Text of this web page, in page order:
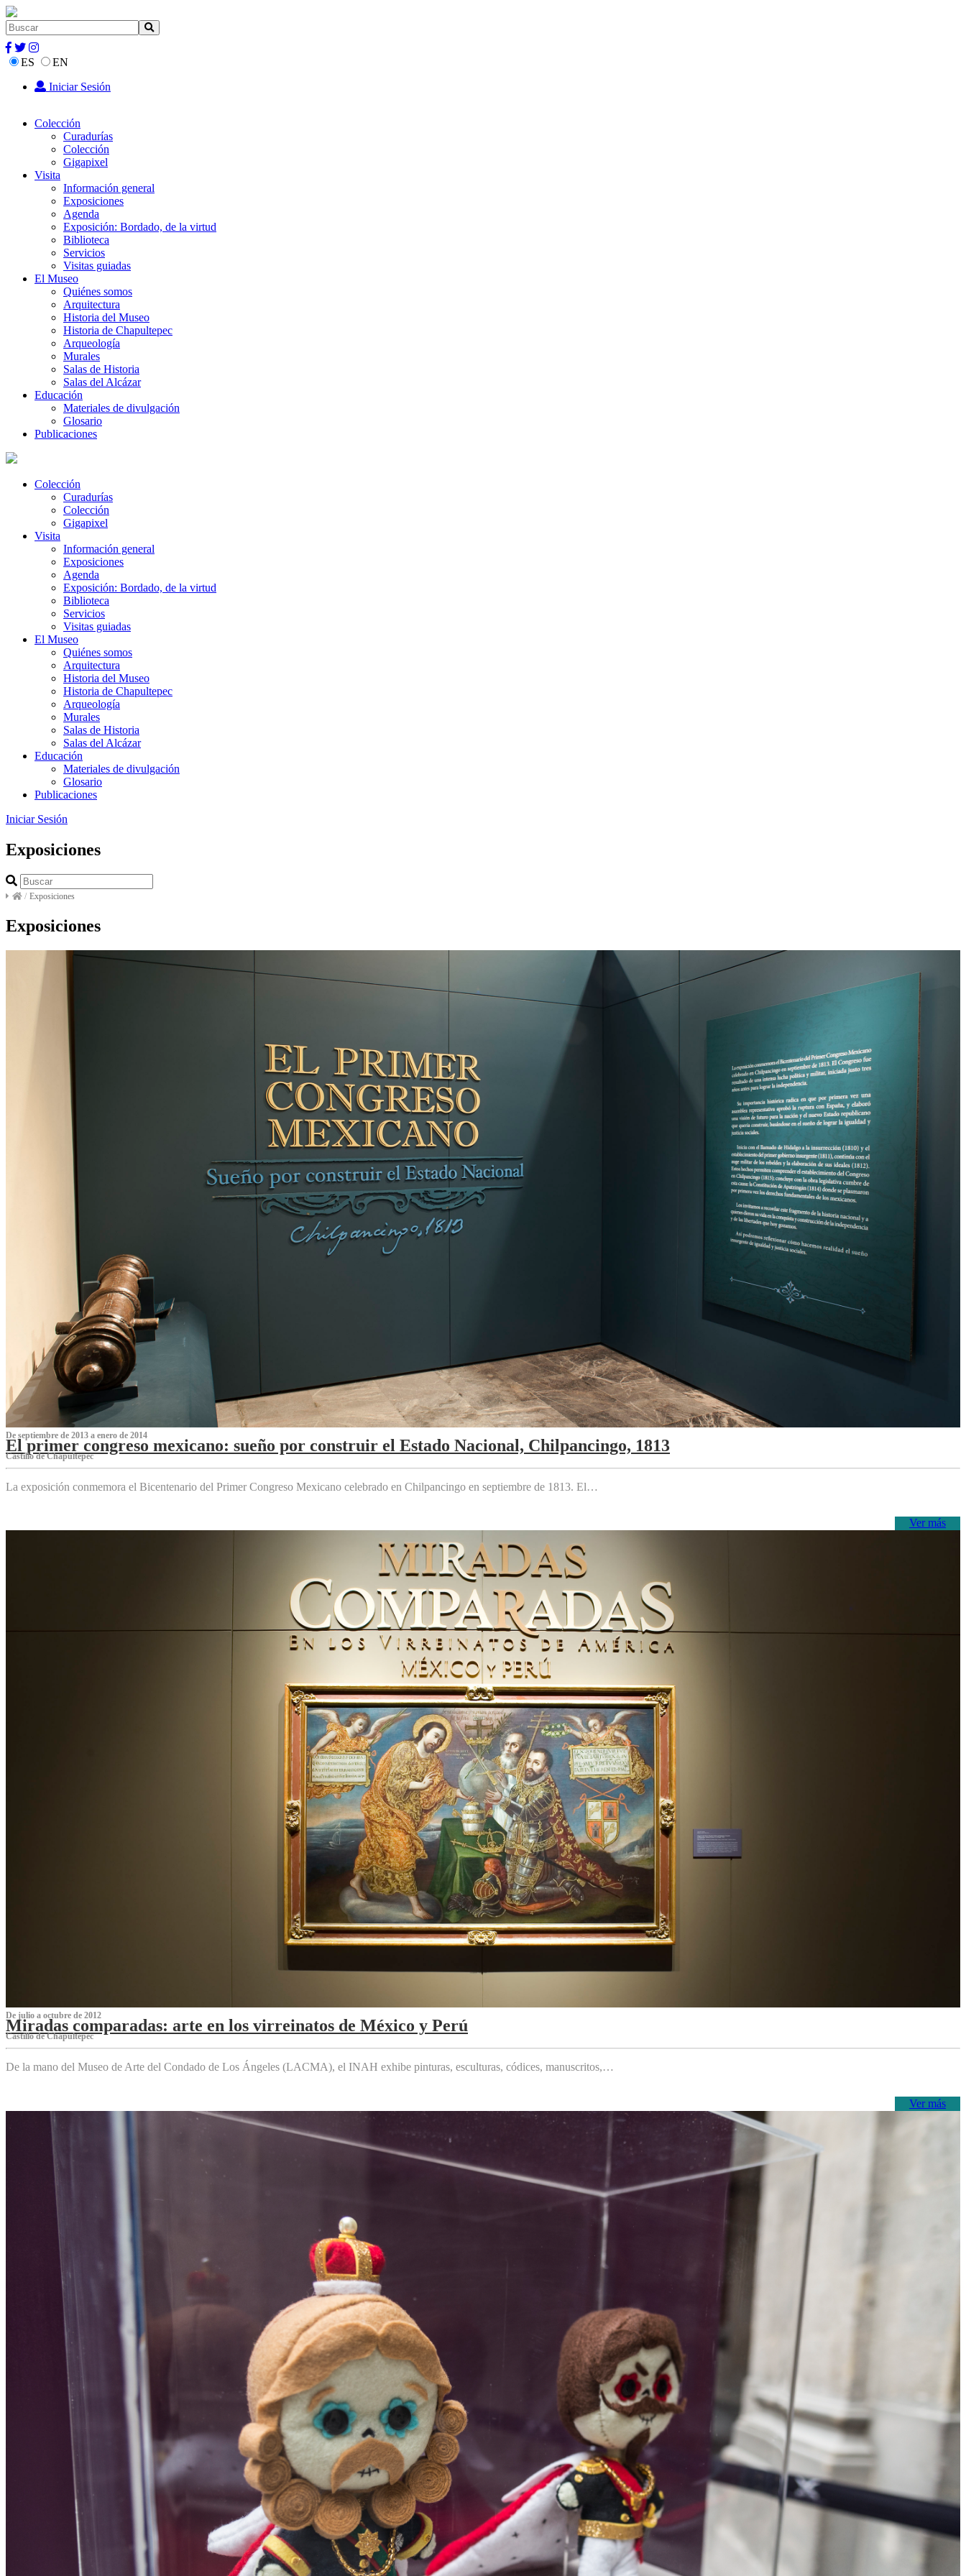
ES
EN
Iniciar Sesión
Colección
Curadurías
Colección
Gigapixel
Visita
Información general
Exposiciones
Agenda
Exposición: Bordado, de la virtud
Biblioteca
Servicios
Visitas guiadas
El Museo
Quiénes somos
Arquitectura
Historia del Museo
Historia de Chapultepec
Arqueología
Murales
Salas de Historia
Salas del Alcázar
Educación
Materiales de divulgación
Glosario
Publicaciones
Colección
Curadurías
Colección
Gigapixel
Visita
Información general
Exposiciones
Agenda
Exposición: Bordado, de la virtud
Biblioteca
Servicios
Visitas guiadas
El Museo
Quiénes somos
Arquitectura
Historia del Museo
Historia de Chapultepec
Arqueología
Murales
Salas de Historia
Salas del Alcázar
Educación
Materiales de divulgación
Glosario
Publicaciones
Iniciar Sesión
Exposiciones
/ Exposiciones
Exposiciones
De septiembre de 2013 a enero de 2014
El primer congreso mexicano: sueño por construir el Estado Nacional, Chilpancingo, 1813
Castillo de Chapultepec
La exposición conmemora el Bicentenario del Primer Congreso Mexicano celebrado en Chilpancingo en septiembre de 1813. El…
Ver más
De julio a octubre de 2012
Miradas comparadas: arte en los virreinatos de México y Perú
Castillo de Chapultepec
De la mano del Museo de Arte del Condado de Los Ángeles (LACMA), el INAH exhibe pinturas, esculturas, códices, manuscritos,…
Ver más